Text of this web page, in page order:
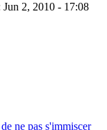
2, 2010 - 17:08
ne pas s'immiscer